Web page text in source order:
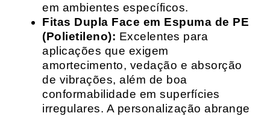
em ambientes específicos.
Fitas Dupla Face em Espuma de PE
(Polietileno): Excelentes para
aplicações que exigem
amortecimento, vedação e absorção
de vibrações, além de boa
conformabilidade em superfícies
irregulares. A personalização abrange